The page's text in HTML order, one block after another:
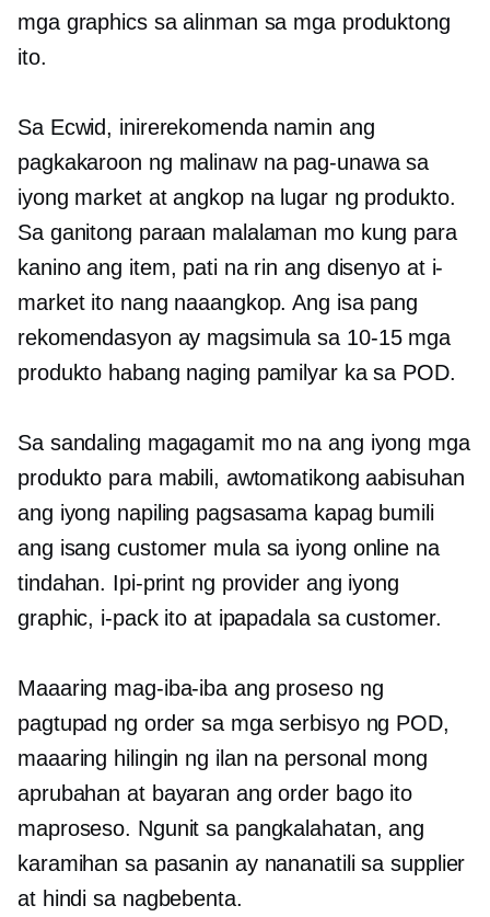
mga graphics sa alinman sa mga produktong
ito.
Sa Ecwid, inirerekomenda namin ang
pagkakaroon ng malinaw na pag-unawa sa
iyong market at angkop na lugar ng produkto.
Sa ganitong paraan malalaman mo kung para
kanino ang item, pati na rin ang disenyo at i-
market ito nang naaangkop. Ang isa pang
rekomendasyon ay magsimula sa 10-15mga
produkto habang naging pamilyar ka sa POD.
Sa sandaling magagamit mo na ang iyong mga
produkto para mabili, awtomatikong aabisuhan
ang iyong napiling pagsasama kapag bumili
ang isang customer mula sa iyong online na
tindahan. Ipi-print ng provider ang iyong
graphic, i-pack ito at ipapadala sa customer.
Maaaring mag-iba-iba ang proseso ng
pagtupad ng order sa mga serbisyo ng POD,
maaaring hilingin ng ilan na personal mong
aprubahan at bayaran ang order bago ito
maproseso. Ngunit sa pangkalahatan, ang
karamihan sa pasanin ay nananatili sa supplier
at hindi sa nagbebenta.